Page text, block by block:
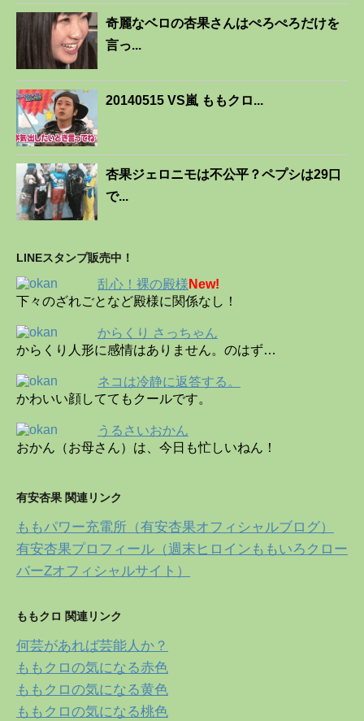
奇麗なベロの杏果さんはぺろぺろだけを
言っ...
20140515 VS嵐 ももクロ...
杏果ジェロニモは不公平？ペプシは29口
で...
LINEスタンプ販売中！
乱心！裸の殿様 New!
下々のざれごとなど殿様に関係なし！
からくり さっちゃん
からくり人形に感情はありません。のはず…
ネコは冷静に返答する。
かわいい顔しててもクールです。
うるさいおかん
おかん（お母さん）は、今日も忙しいねん！
有安杏果 関連リンク
ももパワー充電所（有安杏果オフィシャルブログ）
有安杏果プロフィール（週末ヒロインももいろクロー
バーZオフィシャルサイト）
ももクロ 関連リンク
何芸があれば芸能人か？
ももクロの気になる赤色
ももクロの気になる黄色
ももクロの気になる桃色